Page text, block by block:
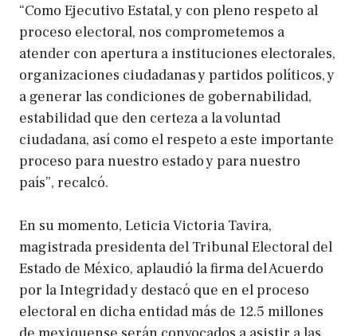
“Como Ejecutivo Estatal, y con pleno respeto al
proceso electoral, nos comprometemos a
atender con apertura a instituciones electorales,
organizaciones ciudadanas y partidos políticos, y
a generar las condiciones de gobernabilidad,
estabilidad que den certeza a la voluntad
ciudadana, así como el respeto a este importante
proceso para nuestro estado y para nuestro
país”, recalcó.
En su momento, Leticia Victoria Tavira,
magistrada presidenta del Tribunal Electoral del
Estado de México, aplaudió la firma del Acuerdo
por la Integridad y destacó que en el proceso
electoral en dicha entidad más de 12.5 millones